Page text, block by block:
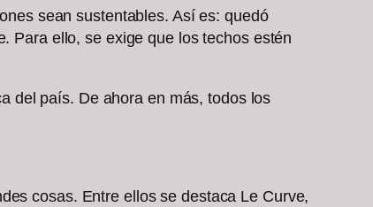
sean sustentables. Así es: quedó
Para ello, se exige que los techos estén
del país. De ahora en más, todos los
cosas. Entre ellos se destaca Le Curve,